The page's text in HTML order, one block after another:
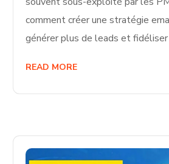
comment créer une stratégie
générer plus de leads et
READ MORE